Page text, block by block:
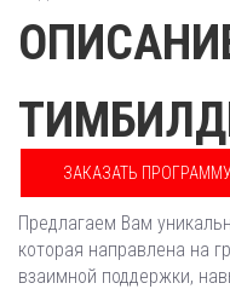
ЗАКАЗАТЬ ПРОГРАММУ
Предлагаем Вам
которая направлена на
взаимной поддержки,